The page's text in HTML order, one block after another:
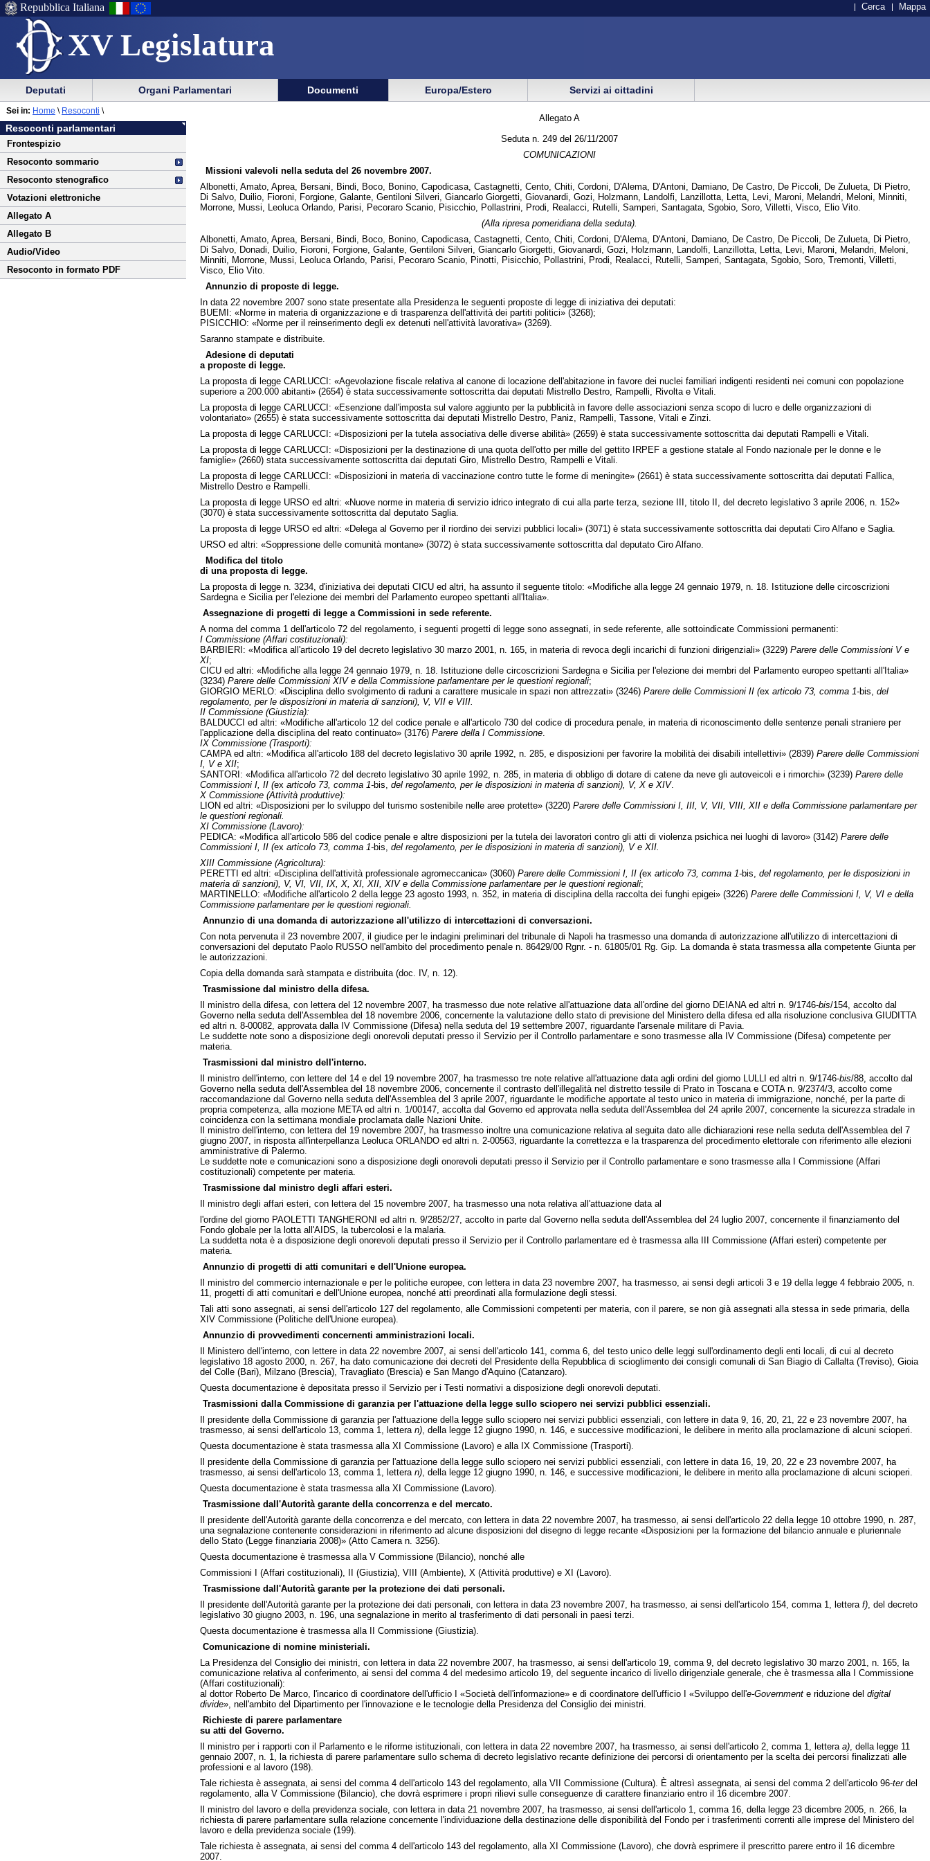
XV Legislatura
Menu
di
ausilio
alla
navigazione
Menu
di
navigazione
principale
Repubblica Italiana Cerca Mappa
Menu
di
navigazione
principale
menu
di
sezione
Deputati Organi Parlamentari Documenti Europa/Estero Servizi ai cittadini
Vai
al
contenuto
Resoconti parlamentari
Frontespizio
Resoconto sommario
Resoconto stenografico
Votazioni elettroniche
Allegato A
Allegato B
Audio/Video
Resoconto in formato PDF
Sei in: Home \ Resoconti \
Allegato A
Seduta n. 249 del 26/11/2007
COMUNICAZIONI
Missioni valevoli nella seduta del 26 novembre 2007.
Albonetti, Amato, Aprea, Bersani, Bindi, Boco, Bonino, Capodicasa, Castagnetti, Cento, Chiti, Cordoni, D'Alema, D'Antoni, Damiano, De Castro, De Piccoli, De Zulueta, Di Pietro,
Di Salvo, Duilio, Fioroni, Forgione, Galante, Gentiloni Silveri, Giancarlo Giorgetti, Giovanardi, Gozi, Holzmann, Landolfi, Lanzillotta, Letta, Levi, Maroni, Melandri, Meloni, Minniti,
Morrone, Mussi, Leoluca Orlando, Parisi, Pecoraro Scanio, Pisicchio, Pollastrini, Prodi, Realacci, Rutelli, Samperi, Santagata, Sgobio, Soro, Villetti, Visco, Elio Vito.
(Alla ripresa pomeridiana della seduta).
Albonetti, Amato, Aprea, Bersani, Bindi, Boco, Bonino, Capodicasa, Castagnetti, Cento, Chiti, Cordoni, D'Alema, D'Antoni, Damiano, De Castro, De Piccoli, De Zulueta, Di Pietro,
Di Salvo, Donadi, Duilio, Fioroni, Forgione, Galante, Gentiloni Silveri, Giancarlo Giorgetti, Giovanardi, Gozi, Holzmann, Landolfi, Lanzillotta, Letta, Levi, Maroni, Melandri, Meloni,
Minniti, Morrone, Mussi, Leoluca Orlando, Parisi, Pecoraro Scanio, Pinotti, Pisicchio, Pollastrini, Prodi, Realacci, Rutelli, Samperi, Santagata, Sgobio, Soro, Tremonti, Villetti,
Visco, Elio Vito.
Annunzio di proposte di legge.
In data 22 novembre 2007 sono state presentate alla Presidenza le seguenti proposte di legge di iniziativa dei deputati:
BUEMI: «Norme in materia di organizzazione e di trasparenza dell'attività dei partiti politici» (3268);
PISICCHIO: «Norme per il reinserimento degli ex detenuti nell'attività lavorativa» (3269).
Saranno stampate e distribuite.
Adesione di deputati
a proposte di legge.
La proposta di legge CARLUCCI: «Agevolazione fiscale relativa al canone di locazione dell'abitazione in favore dei nuclei familiari indigenti residenti nei comuni con popolazione
superiore a 200.000 abitanti» (2654) è stata successivamente sottoscritta dai deputati Mistrello Destro, Rampelli, Rivolta e Vitali.
La proposta di legge CARLUCCI: «Esenzione dall'imposta sul valore aggiunto per la pubblicità in favore delle associazioni senza scopo di lucro e delle organizzazioni di
volontariato» (2655) è stata successivamente sottoscritta dai deputati Mistrello Destro, Paniz, Rampelli, Tassone, Vitali e Zinzi.
La proposta di legge CARLUCCI: «Disposizioni per la tutela associativa delle diverse abilità» (2659) è stata successivamente sottoscritta dai deputati Rampelli e Vitali.
La proposta di legge CARLUCCI: «Disposizioni per la destinazione di una quota dell'otto per mille del gettito IRPEF a gestione statale al Fondo nazionale per le donne e le
famiglie» (2660) stata successivamente sottoscritta dai deputati Giro, Mistrello Destro, Rampelli e Vitali.
La proposta di legge CARLUCCI: «Disposizioni in materia di vaccinazione contro tutte le forme di meningite» (2661) è stata successivamente sottoscritta dai deputati Fallica,
Mistrello Destro e Rampelli.
La proposta di legge URSO ed altri: «Nuove norme in materia di servizio idrico integrato di cui alla parte terza, sezione III, titolo II, del decreto legislativo 3 aprile 2006, n. 152»
(3070) è stata successivamente sottoscritta dal deputato Saglia.
La proposta di legge URSO ed altri: «Delega al Governo per il riordino dei servizi pubblici locali» (3071) è stata successivamente sottoscritta dai deputati Ciro Alfano e Saglia.
URSO ed altri: «Soppressione delle comunità montane» (3072) è stata successivamente sottoscritta dal deputato Ciro Alfano.
Modifica del titolo
di una proposta di legge.
La proposta di legge n. 3234, d'iniziativa dei deputati CICU ed altri, ha assunto il seguente titolo: «Modifiche alla legge 24 gennaio 1979, n. 18. Istituzione delle circoscrizioni
Sardegna e Sicilia per l'elezione dei membri del Parlamento europeo spettanti all'Italia».
Assegnazione di progetti di legge a Commissioni in sede referente.
A norma del comma 1 dell'articolo 72 del regolamento, i seguenti progetti di legge sono assegnati, in sede referente, alle sottoindicate Commissioni permanenti:
I Commissione (Affari costituzionali):
BARBIERI: «Modifica all'articolo 19 del decreto legislativo 30 marzo 2001, n. 165, in materia di revoca degli incarichi di funzioni dirigenziali» (3229) Parere delle Commissioni V e
XI;
CICU ed altri: «Modifiche alla legge 24 gennaio 1979, n. 18. Istituzione delle circoscrizioni Sardegna e Sicilia per l'elezione dei membri del Parlamento europeo spettanti all'Italia»
(3234) Parere delle Commissioni XIV e della Commissione parlamentare per le questioni regionali;
GIORGIO MERLO: «Disciplina dello svolgimento di raduni a carattere musicale in spazi non attrezzati» (3246) Parere delle Commissioni II (ex articolo 73, comma 1-bis, del
regolamento, per le disposizioni in materia di sanzioni), V, VII e VIII.
II Commissione (Giustizia):
BALDUCCI ed altri: «Modifiche all'articolo 12 del codice penale e all'articolo 730 del codice di procedura penale, in materia di riconoscimento delle sentenze penali straniere per
l'applicazione della disciplina del reato continuato» (3176) Parere della I Commissione.
IX Commissione (Trasporti):
CAMPA ed altri: «Modifica all'articolo 188 del decreto legislativo 30 aprile 1992, n. 285, e disposizioni per favorire la mobilità dei disabili intellettivi» (2839) Parere delle Commissioni
I, V e XII;
SANTORI: «Modifica all'articolo 72 del decreto legislativo 30 aprile 1992, n. 285, in materia di obbligo di dotare di catene da neve gli autoveicoli e i rimorchi» (3239) Parere delle
Commissioni I, II (ex articolo 73, comma 1-bis, del regolamento, per le disposizioni in materia di sanzioni), V, X e XIV.
X Commissione (Attività produttive):
LION ed altri: «Disposizioni per lo sviluppo del turismo sostenibile nelle aree protette» (3220) Parere delle Commissioni I, III, V, VII, VIII, XII e della Commissione parlamentare per
le questioni regionali.
XI Commissione (Lavoro):
PEDICA: «Modifica all'articolo 586 del codice penale e altre disposizioni per la tutela dei lavoratori contro gli atti di violenza psichica nei luoghi di lavoro» (3142) Parere delle
Commissioni I, II (ex articolo 73, comma 1-bis, del regolamento, per le disposizioni in materia di sanzioni), V e XII.
XIII Commissione (Agricoltura):
PERETTI ed altri: «Disciplina dell'attività professionale agromeccanica» (3060) Parere delle Commissioni I, II (ex articolo 73, comma 1-bis, del regolamento, per le disposizioni in
materia di sanzioni), V, VI, VII, IX, X, XI, XII, XIV e della Commissione parlamentare per le questioni regionali;
MARTINELLO: «Modifiche all'articolo 2 della legge 23 agosto 1993, n. 352, in materia di disciplina della raccolta dei funghi epigei» (3226) Parere delle Commissioni I, V, VI e della
Commissione parlamentare per le questioni regionali.
Annunzio di una domanda di autorizzazione all'utilizzo di intercettazioni di conversazioni.
Con nota pervenuta il 23 novembre 2007, il giudice per le indagini preliminari del tribunale di Napoli ha trasmesso una domanda di autorizzazione all'utilizzo di intercettazioni di
conversazioni del deputato Paolo RUSSO nell'ambito del procedimento penale n. 86429/00 Rgnr. - n. 61805/01 Rg. Gip. La domanda è stata trasmessa alla competente Giunta per
le autorizzazioni.
Copia della domanda sarà stampata e distribuita (doc. IV, n. 12).
Trasmissione dal ministro della difesa.
Il ministro della difesa, con lettera del 12 novembre 2007, ha trasmesso due note relative all'attuazione data all'ordine del giorno DEIANA ed altri n. 9/1746-bis/154, accolto dal
Governo nella seduta dell'Assemblea del 18 novembre 2006, concernente la valutazione dello stato di previsione del Ministero della difesa ed alla risoluzione conclusiva GIUDITTA
ed altri n. 8-00082, approvata dalla IV Commissione (Difesa) nella seduta del 19 settembre 2007, riguardante l'arsenale militare di Pavia.
Le suddette note sono a disposizione degli onorevoli deputati presso il Servizio per il Controllo parlamentare e sono trasmesse alla IV Commissione (Difesa) competente per
materia.
Trasmissioni dal ministro dell'interno.
Il ministro dell'interno, con lettere del 14 e del 19 novembre 2007, ha trasmesso tre note relative all'attuazione data agli ordini del giorno LULLI ed altri n. 9/1746-bis/88, accolto dal
Governo nella seduta dell'Assemblea del 18 novembre 2006, concernente il contrasto dell'illegalità nel distretto tessile di Prato in Toscana e COTA n. 9/2374/3, accolto come
raccomandazione dal Governo nella seduta dell'Assemblea del 3 aprile 2007, riguardante le modifiche apportate al testo unico in materia di immigrazione, nonché, per la parte di
propria competenza, alla mozione META ed altri n. 1/00147, accolta dal Governo ed approvata nella seduta dell'Assemblea del 24 aprile 2007, concernente la sicurezza stradale in
coincidenza con la settimana mondiale proclamata dalle Nazioni Unite.
Il ministro dell'interno, con lettera del 19 novembre 2007, ha trasmesso inoltre una comunicazione relativa al seguita dato alle dichiarazioni rese nella seduta dell'Assemblea del 7
giugno 2007, in risposta all'interpellanza Leoluca ORLANDO ed altri n. 2-00563, riguardante la correttezza e la trasparenza del procedimento elettorale con riferimento alle elezioni
amministrative di Palermo.
Le suddette note e comunicazioni sono a disposizione degli onorevoli deputati presso il Servizio per il Controllo parlamentare e sono trasmesse alla I Commissione (Affari
costituzionali) competente per materia.
Trasmissione dal ministro degli affari esteri.
Il ministro degli affari esteri, con lettera del 15 novembre 2007, ha trasmesso una nota relativa all'attuazione data al
l'ordine del giorno PAOLETTI TANGHERONI ed altri n. 9/2852/27, accolto in parte dal Governo nella seduta dell'Assemblea del 24 luglio 2007, concernente il finanziamento del
Fondo globale per la lotta all'AIDS, la tubercolosi e la malaria.
La suddetta nota è a disposizione degli onorevoli deputati presso il Servizio per il Controllo parlamentare ed è trasmessa alla III Commissione (Affari esteri) competente per
materia.
Annunzio di progetti di atti comunitari e dell'Unione europea.
Il ministro del commercio internazionale e per le politiche europee, con lettera in data 23 novembre 2007, ha trasmesso, ai sensi degli articoli 3 e 19 della legge 4 febbraio 2005, n.
11, progetti di atti comunitari e dell'Unione europea, nonché atti preordinati alla formulazione degli stessi.
Tali atti sono assegnati, ai sensi dell'articolo 127 del regolamento, alle Commissioni competenti per materia, con il parere, se non già assegnati alla stessa in sede primaria, della
XIV Commissione (Politiche dell'Unione europea).
Annunzio di provvedimenti concernenti amministrazioni locali.
Il Ministero dell'interno, con lettere in data 22 novembre 2007, ai sensi dell'articolo 141, comma 6, del testo unico delle leggi sull'ordinamento degli enti locali, di cui al decreto
legislativo 18 agosto 2000, n. 267, ha dato comunicazione dei decreti del Presidente della Repubblica di scioglimento dei consigli comunali di San Biagio di Callalta (Treviso), Gioia
del Colle (Bari), Milzano (Brescia), Travagliato (Brescia) e San Mango d'Aquino (Catanzaro).
Questa documentazione è depositata presso il Servizio per i Testi normativi a disposizione degli onorevoli deputati.
Trasmissioni dalla Commissione di garanzia per l'attuazione della legge sullo sciopero nei servizi pubblici essenziali.
Il presidente della Commissione di garanzia per l'attuazione della legge sullo sciopero nei servizi pubblici essenziali, con lettere in data 9, 16, 20, 21, 22 e 23 novembre 2007, ha
trasmesso, ai sensi dell'articolo 13, comma 1, lettera n), della legge 12 giugno 1990, n. 146, e successive modificazioni, le delibere in merito alla proclamazione di alcuni scioperi.
Questa documentazione è stata trasmessa alla XI Commissione (Lavoro) e alla IX Commissione (Trasporti).
Il presidente della Commissione di garanzia per l'attuazione della legge sullo sciopero nei servizi pubblici essenziali, con lettere in data 16, 19, 20, 22 e 23 novembre 2007, ha
trasmesso, ai sensi dell'articolo 13, comma 1, lettera n), della legge 12 giugno 1990, n. 146, e successive modificazioni, le delibere in merito alla proclamazione di alcuni scioperi.
Questa documentazione è stata trasmessa alla XI Commissione (Lavoro).
Trasmissione dall'Autorità garante della concorrenza e del mercato.
Il presidente dell'Autorità garante della concorrenza e del mercato, con lettera in data 22 novembre 2007, ha trasmesso, ai sensi dell'articolo 22 della legge 10 ottobre 1990, n. 287,
una segnalazione contenente considerazioni in riferimento ad alcune disposizioni del disegno di legge recante «Disposizioni per la formazione del bilancio annuale e pluriennale
dello Stato (Legge finanziaria 2008)» (Atto Camera n. 3256).
Questa documentazione è trasmessa alla V Commissione (Bilancio), nonché alle
Commissioni I (Affari costituzionali), II (Giustizia), VIII (Ambiente), X (Attività produttive) e XI (Lavoro).
Trasmissione dall'Autorità garante per la protezione dei dati personali.
Il presidente dell'Autorità garante per la protezione dei dati personali, con lettera in data 23 novembre 2007, ha trasmesso, ai sensi dell'articolo 154, comma 1, lettera f), del decreto
legislativo 30 giugno 2003, n. 196, una segnalazione in merito al trasferimento di dati personali in paesi terzi.
Questa documentazione è trasmessa alla II Commissione (Giustizia).
Comunicazione di nomine ministeriali.
La Presidenza del Consiglio dei ministri, con lettera in data 22 novembre 2007, ha trasmesso, ai sensi dell'articolo 19, comma 9, del decreto legislativo 30 marzo 2001, n. 165, la
comunicazione relativa al conferimento, ai sensi del comma 4 del medesimo articolo 19, del seguente incarico di livello dirigenziale generale, che è trasmessa alla I Commissione
(Affari costituzionali):
al dottor Roberto De Marco, l'incarico di coordinatore dell'ufficio I «Società dell'informazione» e di coordinatore dell'ufficio I «Sviluppo dell'e-Governmente riduzione del digital
divide», nell'ambito del Dipartimento per l'innovazione e le tecnologie della Presidenza del Consiglio dei ministri.
Richieste di parere parlamentare
su atti del Governo.
Il ministro per i rapporti con il Parlamento e le riforme istituzionali, con lettera in data 22 novembre 2007, ha trasmesso, ai sensi dell'articolo 2, comma 1, lettera a), della legge 11
gennaio 2007, n. 1, la richiesta di parere parlamentare sullo schema di decreto legislativo recante definizione dei percorsi di orientamento per la scelta dei percorsi finalizzati alle
professioni e al lavoro (198).
Tale richiesta è assegnata, ai sensi del comma 4 dell'articolo 143 del regolamento, alla VII Commissione (Cultura). È altresì assegnata, ai sensi del comma 2 dell'articolo 96-terdel
regolamento, alla V Commissione (Bilancio), che dovrà esprimere i propri rilievi sulle conseguenze di carattere finanziario entro il 16 dicembre 2007.
Il ministro del lavoro e della previdenza sociale, con lettera in data 21 novembre 2007, ha trasmesso, ai sensi dell'articolo 1, comma 16, della legge 23 dicembre 2005, n. 266, la
richiesta di parere parlamentare sulla relazione concernente l'individuazione della destinazione delle disponibilità del Fondo per i trasferimenti correnti alle imprese del Ministero del
lavoro e della previdenza sociale (199).
Tale richiesta è assegnata, ai sensi del comma 4 dell'articolo 143 del regolamento, alla XI Commissione (Lavoro), che dovrà esprimere il prescritto parere entro il 16 dicembre
2007.